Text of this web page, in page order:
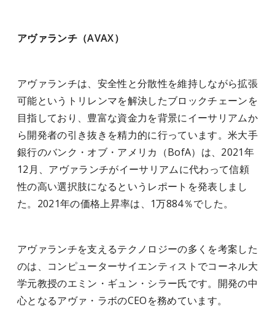
アヴァランチ（AVAX）
アヴァランチは、安全性と分散性を維持しながら拡張
可能というトリレンマを解決したブロックチェーンを
目指しており、豊富な資金力を背景にイーサリアムか
ら開発者の引き抜きを精力的に行っています。米大手
銀行のバンク・オブ・アメリカ（BofA）は、2021年
12月、アヴァランチがイーサリアムに代わって信頼
性の高い選択肢になるというレポートを発表しまし
た。2021年の価格上昇率は、1万884％でした。
アヴァランチを支えるテクノロジーの多くを考案した
のは、コンピューターサイエンティストでコーネル大
学元教授のエミン・ギュン・シラー氏です。開発の中
心となるアヴァ・ラボのCEOを務めています。